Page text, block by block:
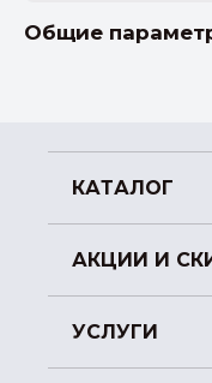
Общие
КАТАЛОГ
АКЦИИ И
УСЛУГИ